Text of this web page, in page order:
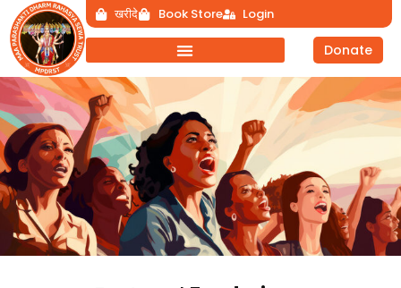
Skip
to
content
खरीदे Book Store Login
Donate
Mahila Empowerment